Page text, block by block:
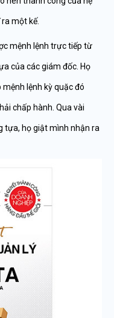
một kế.
mệnh lệnh trực tiếp từ
của các giám đốc. Họ
lệnh kỳ quặc đó
chấp hành. Qua vài
tựa, họ giật mình nhận ra